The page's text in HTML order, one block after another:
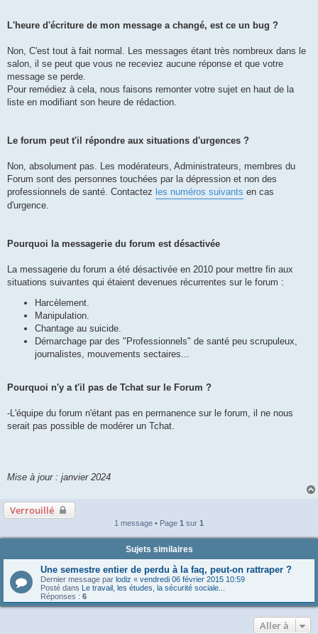
L'heure d'écriture de mon message a changé, est ce un bug ?
Non, C'est tout à fait normal. Les messages étant très nombreux dans le
salon, il se peut que vous ne receviez aucune réponse et que votre
message se perde.
Pour remédiez à cela, nous faisons remonter votre sujet en haut de la
liste en modifiant son heure de rédaction.
Le forum peut t'il répondre aux situations d'urgences ?
Non, absolument pas. Les modérateurs, Administrateurs, membres du
Forum sont des personnes touchées par la dépression et non des
professionnels de santé. Contactez les numéros suivants en cas
d'urgence.
Pourquoi la messagerie du forum est désactivée
La messagerie du forum a été désactivée en 2010 pour mettre fin aux
situations suivantes qui étaient devenues récurrentes sur le forum :
Harcèlement.
Manipulation.
Chantage au suicide.
Démarchage par des "Professionnels" de santé peu scrupuleux,
journalistes, mouvements sectaires...
Pourquoi n'y a t'il pas de Tchat sur le Forum ?
-L'équipe du forum n'étant pas en permanence sur le forum, il ne nous
serait pas possible de modérer un Tchat.
Mise à jour : janvier 2024
Verrouillé
1 message • Page 1 sur 1
Sujets similaires
Une semestre entier de perdu à la faq, peut-on rattraper ?
Dernier message par lodiz « vendredi 06 février 2015 10:59
Posté dans
Le travail, les études, la sécurité sociale...
Réponses : 6
Aller à